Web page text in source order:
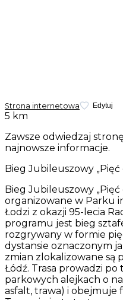
Strona internetowa Edytuj
5 km
Zawsze odwiedzaj
najnowsze informacje.
Bieg Jubileuszowy „Pięć
Bieg Jubileuszowy
organizowane w Parku
Łodzi z okazji 95-lecia
programu jest bieg
rozgrywany w formie
dystansie oznaczonym
zmian zlokalizowane są
Łódź. Trasa prowadzi
parkowych alejkach o
asfalt, trawa) i obejmuje